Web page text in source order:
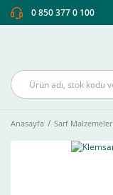
0 850 377 0 100
Anasayfa Sarf Malzemeler